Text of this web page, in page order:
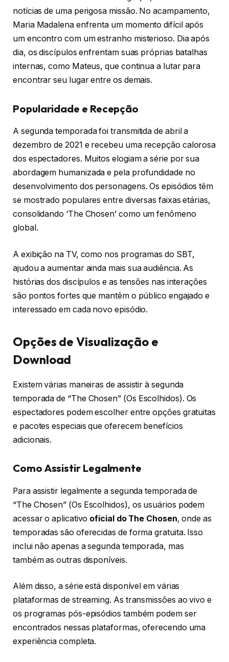
notícias de uma perigosa missão. No acampamento,
Maria Madalena enfrenta um momento difícil após
um encontro com um estranho misterioso. Dia após
dia, os discípulos enfrentam suas próprias batalhas
internas, como Mateus, que continua a lutar para
encontrar seu lugar entre os demais.
Popularidade e Recepção
A segunda temporada foi transmitida de abril a
dezembro de 2021 e recebeu uma recepção calorosa
dos espectadores. Muitos elogiam a série por sua
abordagem humanizada e pela profundidade no
desenvolvimento dos personagens. Os episódios têm
se mostrado populares entre diversas faixas etárias,
consolidando ‘The Chosen’ como um fenômeno
global.
A exibição na TV, como nos programas do SBT,
ajudou a aumentar ainda mais sua audiência. As
histórias dos discípulos e as tensões nas interações
são pontos fortes que mantêm o público engajado e
interessado em cada novo episódio.
Opções de Visualização e
Download
Existem várias maneiras de assistir à segunda
temporada de “The Chosen” (Os Escolhidos). Os
espectadores podem escolher entre opções gratuitas
e pacotes especiais que oferecem benefícios
adicionais.
Como Assistir Legalmente
Para assistir legalmente a segunda temporada de
“The Chosen” (Os Escolhidos), os usuários podem
acessar o aplicativo oficial do The Chosen, onde as
temporadas são oferecidas de forma gratuita. Isso
inclui não apenas a segunda temporada, mas
também as outras disponíveis.
Além disso, a série está disponível em várias
plataformas de streaming. As transmissões ao vivo e
os programas pós-episódios também podem ser
encontrados nessas plataformas, oferecendo uma
experiência completa.